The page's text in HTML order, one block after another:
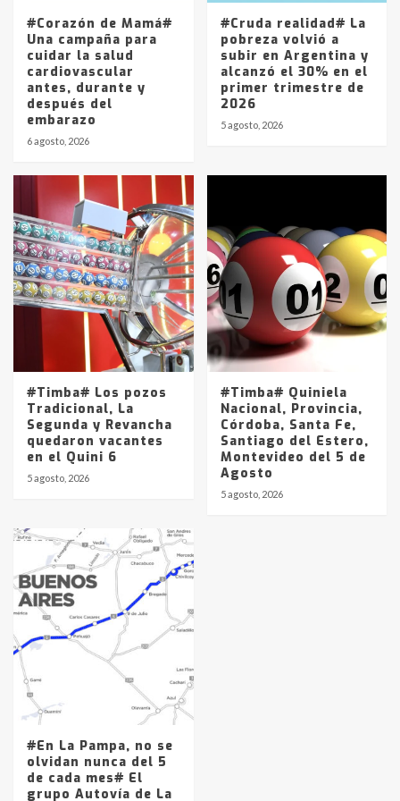
#Corazón de Mamá#
Una campaña para
cuidar la salud
cardiovascular
antes, durante y
después del
embarazo
6 agosto, 2026
#Cruda realidad# La
pobreza volvió a
subir en Argentina y
alcanzó el 30% en el
primer trimestre de
2026
5 agosto, 2026
#Timba# Los pozos
Tradicional, La
Segunda y Revancha
quedaron vacantes
en el Quini 6
5 agosto, 2026
#Timba# Quiniela
Nacional, Provincia,
Córdoba, Santa Fe,
Santiago del Estero,
Montevideo del 5 de
Agosto
5 agosto, 2026
#En La Pampa, no se
olvidan nunca del 5
de cada mes# El
grupo Autovía de La